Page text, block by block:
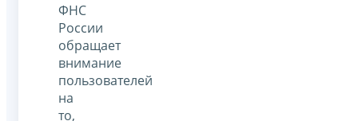
ФНС
России
обращает
внимание
пользователей
на
то,